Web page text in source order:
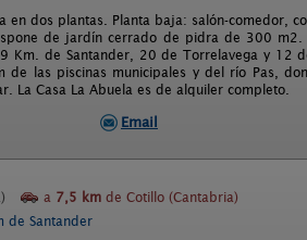
dos plantas. Planta baja: salón-comedor,
de jardín cerrado de pidra de 300 m2.
Km. de Santander, 20 de Torrelavega y 12
de las piscinas municipales y del río Pas,
La Casa La Abuela es de alquiler completo.
Email
a 7,5 km de Cotillo (Cantabria)
de Santander